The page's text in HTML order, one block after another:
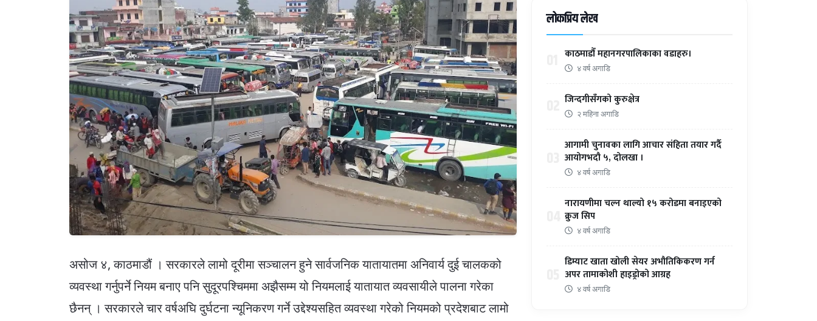
असोज ४, काठमाडौं । सरकारले लामो दूरीमा सञ्चालन हुने सार्वजनिक यातायातमा अनिवार्य दुई चालकको
व्यवस्था गर्नुपर्ने नियम बनाए पनि सुदूरपश्चिममा अझैसम्म यो नियमलाई यातायात व्यवसायीले पालना गरेका
छैनन् । सरकारले चार वर्षअघि दुर्घटना न्यूनिकरण गर्ने उद्देश्यसहित व्यवस्था गरेको नियमको प्रदेशबाट लामो
लोकप्रिय लेख
काठमाडौँ महानगरपालिकाका वडाहरु।
४ वर्ष अगाडि
जिन्दगीसँगको कुरुक्षेत्र
२ महिना अगाडि
आगामी चुनावका लागि आचार संहिता तयार गर्दै
आयोगभदौ ५, दोलखा ।
४ वर्ष अगाडि
नारायणीमा चल्न थाल्यो १५ करोडमा बनाइएको
क्रुज सिप
४ वर्ष अगाडि
डिम्याट खाता खोली सेयर अभौतिकिकरण गर्न
अपर तामाकोशी हाइड्रोको आग्रह
४ वर्ष अगाडि